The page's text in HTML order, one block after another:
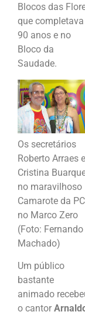
Blocos das
que completava
90 anos e no
Bloco da
Saudade.
Os secretários
Roberto Arraes e
Cristina
no maravilhoso
Camarote da
no Marco Zero
(Foto: Fernando
Machado)
Um público
bastante
animado
o cantor